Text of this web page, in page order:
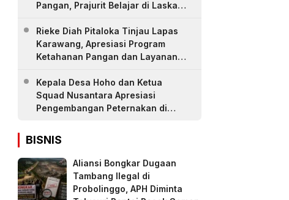
Pangan, Prajurit Belajar di Laskar
Rieke Diah Pitaloka Tinjau Lapas
Karawang, Apresiasi Program
Ketahanan Pangan dan Layanan
Kepala Desa Hoho dan Ketua
Squad Nusantara Apresiasi
Pengembangan Peternakan di
BISNIS
Aliansi Bongkar Dugaan
Tambang Ilegal di
Probolinggo, APH Diminta